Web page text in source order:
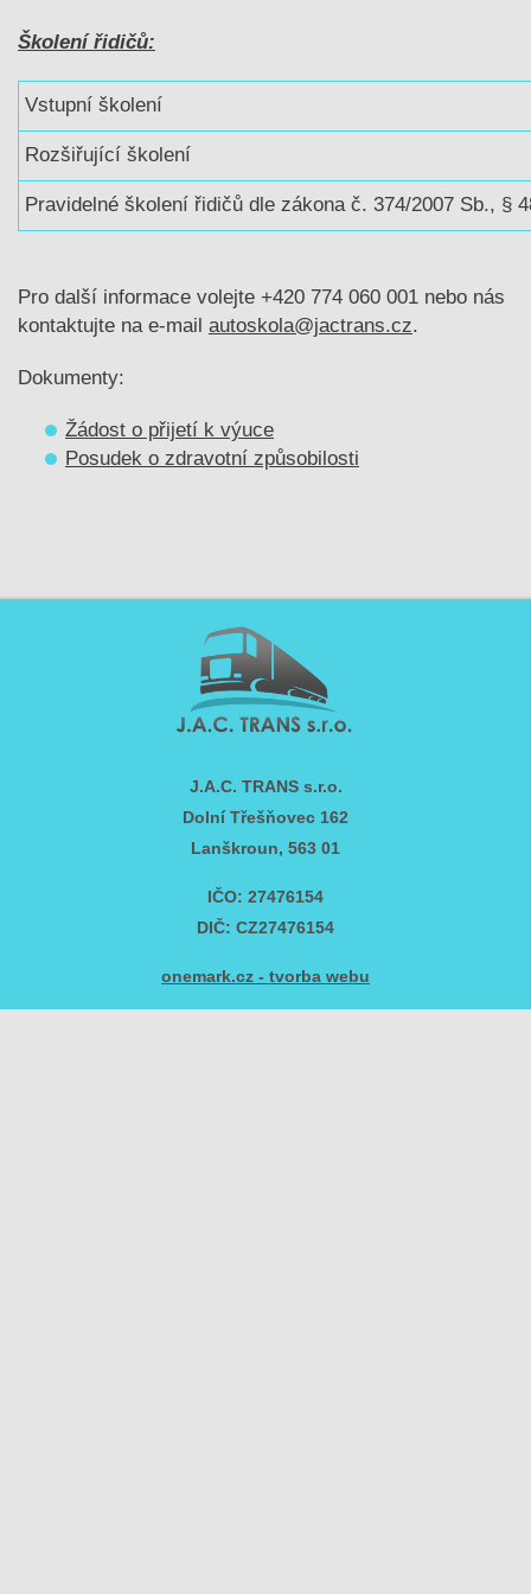
Školení řidičů:
Vstupní školení
Rozšiřující školení
Pravidelné školení řidičů dle zákona č. 374/2007 Sb., §
Pro další informace volejte +420 774 060 001 nebo nás
kontaktujte na e‑mail autoskola@jactrans.cz.
Dokumenty:
Žádost o přijetí k výuce
Posudek o zdravotní způsobilosti
J.A.C. TRANS s.r.o.
Dolní Třešňovec 162
Lanškroun, 563 01
IČO: 27476154
DIČ: CZ27476154
onemark.cz - tvorba webu